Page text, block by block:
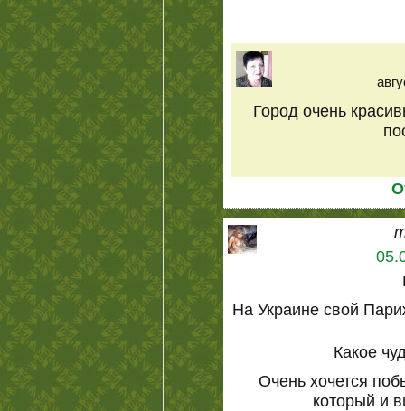
Город очень
На Украине свой
Какое
Очень хочется
который и